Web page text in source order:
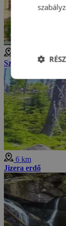
Szűz Mária
6 km
Jizera erdő